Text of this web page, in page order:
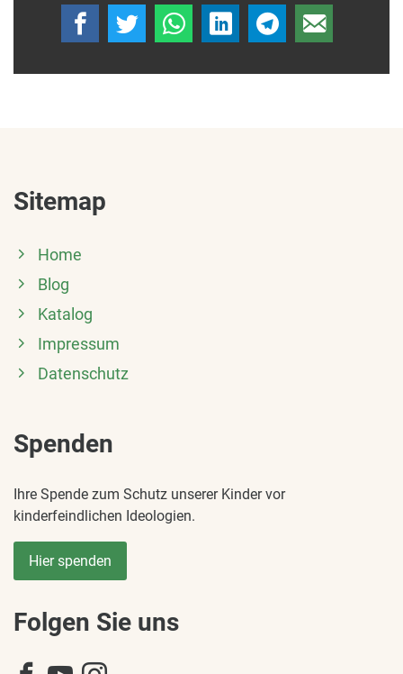
Sitemap
Home
Blog
Katalog
Impressum
Datenschutz
Spenden
Ihre Spende zum Schutz unserer Kinder vor
kinderfeindlichen Ideologien.
Hier spenden
Folgen Sie uns